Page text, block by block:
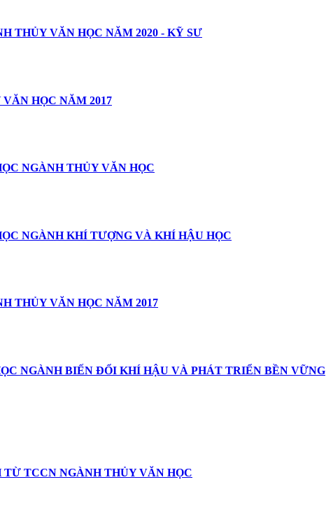
THỦY VĂN HỌC NĂM 2020 - KỸ SƯ
HỌC NĂM 2017
NGÀNH THỦY VĂN HỌC
NGÀNH KHÍ TƯỢNG VÀ KHÍ HẬU HỌC
THỦY VĂN HỌC NĂM 2017
NGÀNH BIẾN ĐỔI KHÍ HẬU VÀ PHÁT TRIỂN BỀN VỮNG
TCCN NGÀNH THỦY VĂN HỌC